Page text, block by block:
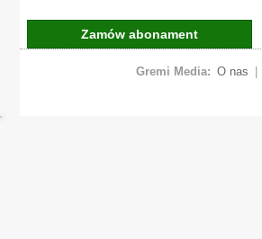
Zamów abonament
Gremi Media: O nas